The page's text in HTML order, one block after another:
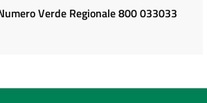
Verde Regionale 800 033033